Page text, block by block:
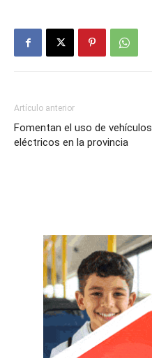
Artículo anterior
Fomentan el uso de vehículos
eléctricos en la provincia